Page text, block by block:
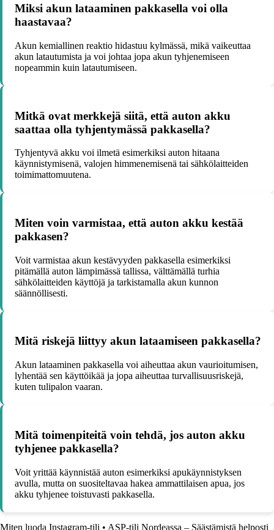
Miksi akun lataaminen pakkasella voi olla
haastavaa?
Akun kemiallinen reaktio hidastuu kylmässä, mikä vaikeuttaa
akun latautumista ja voi johtaa jopa akun tyhjenemiseen
nopeammin kuin latautumiseen.
Mitkä ovat merkkejä siitä, että auton akku
saattaa olla tyhjentymässä pakkasella?
Tyhjentyvä akku voi ilmetä esimerkiksi auton hitaana
käynnistymisenä, valojen himmenemisenä tai sähkölaitteiden
toimimattomuutena.
Miten voin varmistaa, että auton akku kestää
pakkasen?
Voit varmistaa akun kestävyyden pakkasella esimerkiksi
pitämällä auton lämpimässä tallissa, välttämällä turhia
sähkölaitteiden käyttöjä ja tarkistamalla akun kunnon
säännöllisesti.
Mitä riskejä liittyy akun lataamiseen pakkasella?
Akun lataaminen pakkasella voi aiheuttaa akun vaurioitumisen,
lyhentää sen käyttöikää ja jopa aiheuttaa turvallisuusriskejä,
kuten tulipalon vaaran.
Mitä toimenpiteitä voin tehdä, jos auton akku
tyhjenee pakkasella?
Voit yrittää käynnistää auton esimerkiksi apukäynnistyksen
avulla, mutta on suositeltavaa hakea ammattilaisen apua, jos
akku tyhjenee toistuvasti pakkasella.
Miten luoda Instagram-tili • ASP-tili Nordeassa – Säästämistä helposti